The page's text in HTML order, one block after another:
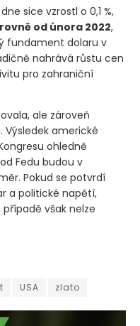
sice vzrostl o 0,1 %,
od února 2022,
fundament dolaru v
nahrává růstu cen
pro zahraniční
ale zároveň
americké
ohledně
Fedu budou v
Pokud se potvrdí
a politické napětí,
však nelze
zůstaly
USA zlato